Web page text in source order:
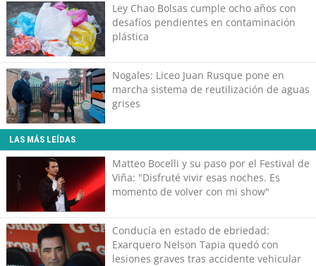
Ley Chao Bolsas cumple ocho años con
desafíos pendientes en contaminación
plástica
Nogales: Liceo Juan Rusque pone en
marcha sistema de reutilización de aguas
grises
LAS MÁS LEÍDAS
Matteo Bocelli y su paso por el Festival de
Viña: "Disfruté vivir esas noches. Es
momento de volver con mi show"
Conducía en estado de ebriedad:
Exarquero Nelson Tapia quedó con
lesiones graves tras accidente vehicular